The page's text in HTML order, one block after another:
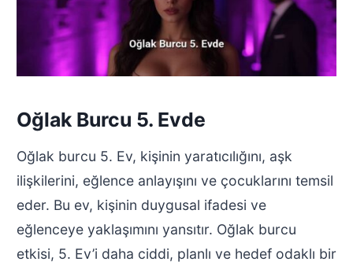
Oğlak Burcu 5. Evde
Oğlak burcu 5. Ev, kişinin yaratıcılığını, aşk
ilişkilerini, eğlence anlayışını ve çocuklarını temsil
eder. Bu ev, kişinin duygusal ifadesi ve
eğlenceye yaklaşımını yansıtır. Oğlak burcu
etkisi, 5. Ev’i daha ciddi, planlı ve hedef odaklı bir